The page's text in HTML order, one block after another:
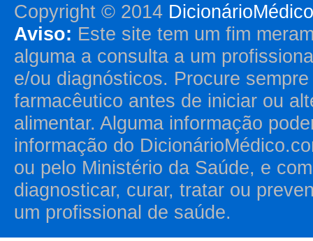
Copyright © 2014
Aviso: Este site tem um fim
alguma a consulta a um
e/ou diagnósticos. Procure
farmacêutico antes de iniciar ou
alimentar. Alguma informação
informação do
ou pelo Ministério da Saúde, e
diagnosticar, curar, tratar ou
um profissional de saúde.